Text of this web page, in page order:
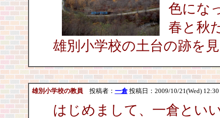
色にな
春と秋
雄別小学校の土台の跡を
雄別小学校の教員 投稿者： 一倉投稿日：2009/10/21(Wed) 12:30
はじめまして、一倉とい